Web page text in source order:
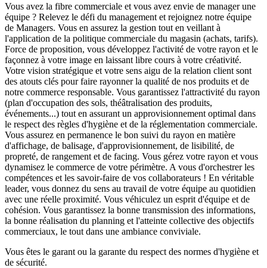
Vous avez la fibre commerciale et vous avez envie de manager une
équipe ? Relevez le défi du management et rejoignez notre équipe
de Managers. Vous en assurez la gestion tout en veillant à
l'application de la politique commerciale du magasin (achats, tarifs).
Force de proposition, vous développez l'activité de votre rayon et le
façonnez à votre image en laissant libre cours à votre créativité.
Votre vision stratégique et votre sens aigu de la relation client sont
des atouts clés pour faire rayonner la qualité de nos produits et de
notre commerce responsable. Vous garantissez l'attractivité du rayon
(plan d'occupation des sols, théâtralisation des produits,
événements...) tout en assurant un approvisionnement optimal dans
le respect des règles d'hygiène et de la réglementation commerciale.
Vous assurez en permanence le bon suivi du rayon en matière
d'affichage, de balisage, d'approvisionnement, de lisibilité, de
propreté, de rangement et de facing. Vous gérez votre rayon et vous
dynamisez le commerce de votre périmètre. A vous d'orchestrer les
compétences et les savoir-faire de vos collaborateurs ! En véritable
leader, vous donnez du sens au travail de votre équipe au quotidien
avec une réelle proximité. Vous véhiculez un esprit d'équipe et de
cohésion. Vous garantissez la bonne transmission des informations,
la bonne réalisation du planning et l'atteinte collective des objectifs
commerciaux, le tout dans une ambiance conviviale.
Vous êtes le garant ou la garante du respect des normes d'hygiène et
de sécurité.